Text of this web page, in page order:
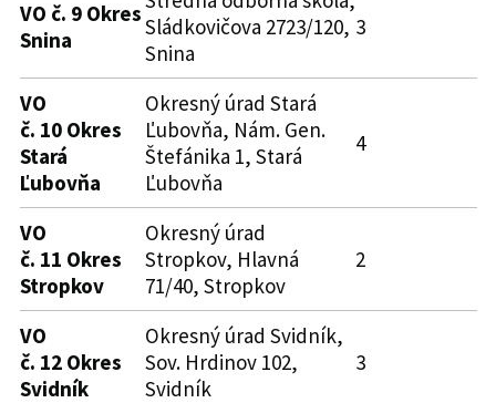
VO č. 9 Okres
Snina
Sládkovičova 2723/120,
Snina
3
VO
č. 10 Okres
Stará
Ľubovňa
Okresný úrad Stará
Ľubovňa, Nám. Gen.
Štefánika 1, Stará
Ľubovňa
4
VO
č. 11 Okres
Stropkov
Okresný úrad
Stropkov, Hlavná
71/40, Stropkov
2
VO
č. 12 Okres
Svidník
Okresný úrad Svidník,
Sov. Hrdinov 102,
Svidník
3